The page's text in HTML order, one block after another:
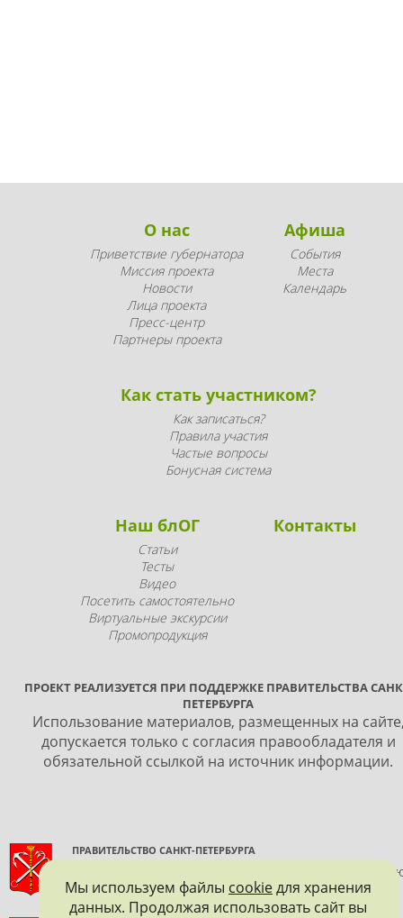
О нас
Приветствие губернатора
Миссия проекта
Новости
Лица проекта
Пресс-центр
Партнеры проекта
Афиша
События
Места
Календарь
Как стать участником?
Как записаться?
Правила участия
Частые вопросы
Бонусная система
Наш блОГ
Статьи
Тесты
Видео
Посетить самостоятельно
Виртуальные экскурсии
Промопродукция
Контакты
ПРОЕКТ РЕАЛИЗУЕТСЯ ПРИ ПОДДЕРЖКЕ ПРАВИТЕЛЬСТВА
ПЕТЕРБУРГА
Использование материалов, размещенных на
допускается только с согласия правообладателя и
обязательной ссылкой на источник информации.
ПРАВИТЕЛЬСТВО САНКТ-ПЕТЕРБУРГА
КОМИТЕТ ПО ГОСУДАРСТВЕННОМУ КОНТРОЛЮ,
И ОХРАНЕ ПАМЯТНИКОВ ИСТОРИИ И КУЛЬТУРЫ
Мы используем файлы cookieдля хранения
данных. Продолжая использовать сайт вы